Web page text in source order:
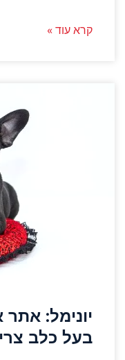
קרא עוד »
יונימל: אתר
בעל כלב